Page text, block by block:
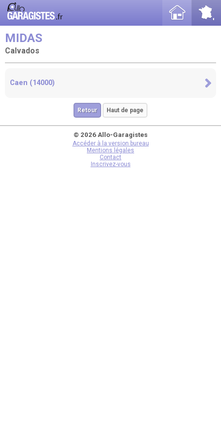
MIDAS
Calvados
Caen (14000)
Retour Haut de page
© 2026 Allo-Garagistes
Accéder à la version bureau
Mentions légales
Contact
Inscrivez-vous